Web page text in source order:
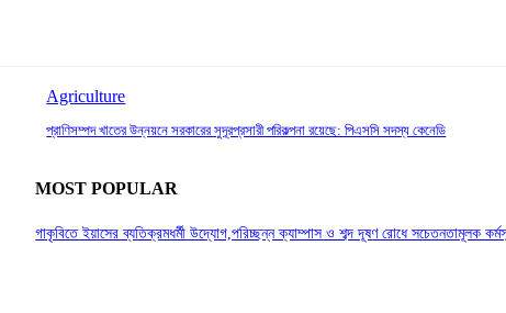
Agriculture
প্রাণিসম্পদ খাতের উন্নয়নে সরকারের সুদূরপ্রসারী পরিকল্পনা রয়েছে: পিএসসি সদস্য কেনেডি
MOST POPULAR
গাকৃবিতে ইয়াসের ব্যতিক্রমধর্মী উদ্যোগ,পরিচ্ছন্ন ক্যাম্পাস ও শব্দ দূষণ রোধে সচেতনতামূলক